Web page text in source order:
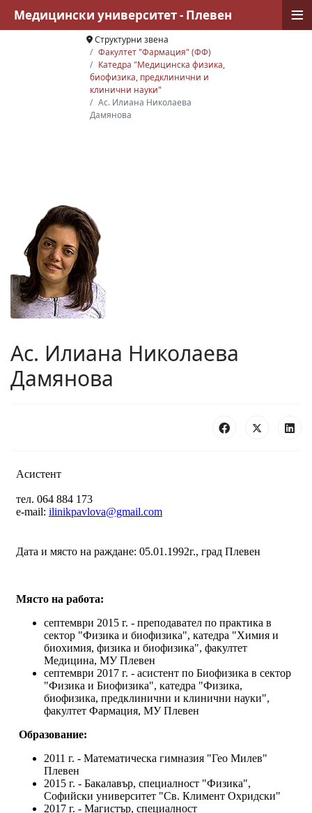
Структурни звена
Факултет "Фармация" (ФФ)
Катедра "Медицинска физика,
биофизика, предклинични и
клинични науки"
Ас. Илиана Николаева
Дамянова
Ас. Илиана Николаева
Дамянова
Медицински университет - Плевен ≡